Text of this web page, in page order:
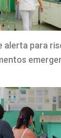
alerta para